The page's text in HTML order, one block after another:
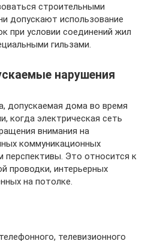
строительными
допускают использование
при условии соединений жил
гильзами.
нарушения
допускаемая дома во время
когда электрическая сеть
внимания на
коммуникационных
перспективы. Это относится к
проводки, интерьерных
на потолке.
телевизионного